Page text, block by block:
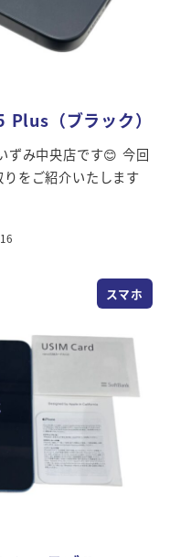
Plus（ブラック）
ずみ中央店です😊 今回
をご紹介いたします
スマホ